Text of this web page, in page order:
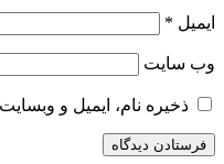
ایمیل *
وب‌ سایت
ذخیره نام، ایمیل و